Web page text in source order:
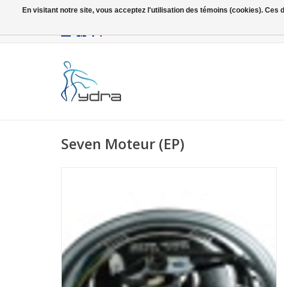
Seven Moteur (EP)
En visitant notre site, vous acceptez l'utilisation des témoins (cookies).